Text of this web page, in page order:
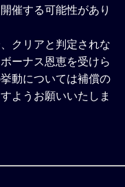
催する可能性があり
クリアと判定されな
ーナス恩恵を受けら
動については補償の
ようお願いいたしま